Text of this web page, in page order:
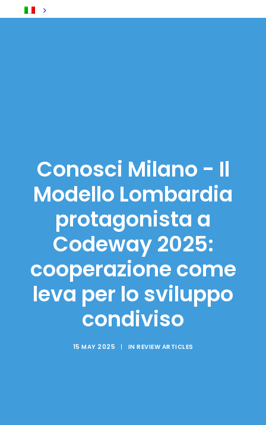
Conosci Milano - Il
Modello Lombardia
protagonista a
Codeway 2025:
cooperazione come
leva per lo sviluppo
condiviso
15 MAY 2025 | IN REVIEW ARTICLES